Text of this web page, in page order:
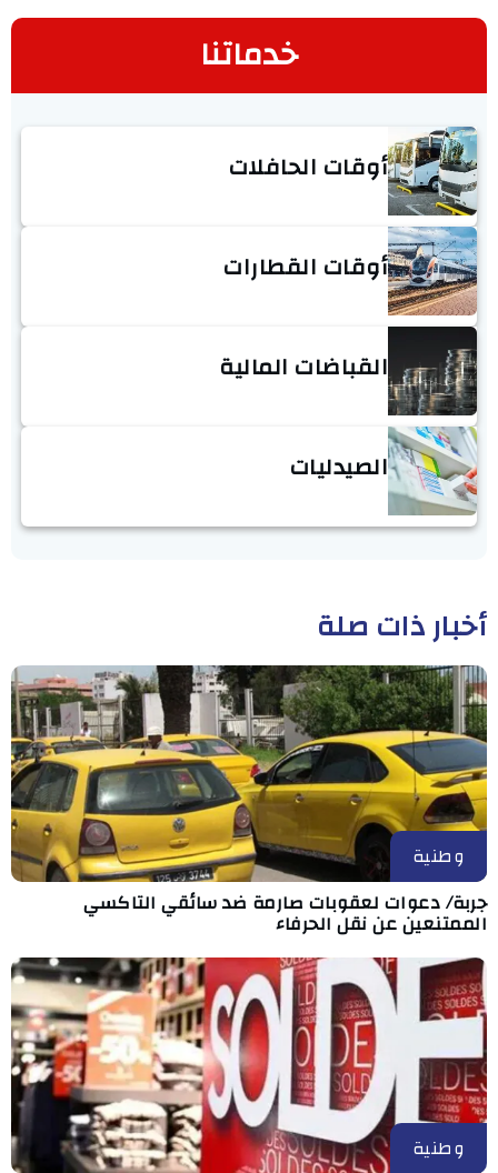
خدماتنا
أوقات الحافلات
أوقات القطارات
القباضات المالية
الصيدليات
أخبار ذات صلة
وطنية
جربة/ دعوات لعقوبات صارمة ضد سائقي التاكسي
الممتنعين عن نقل الحرفاء
وطنية